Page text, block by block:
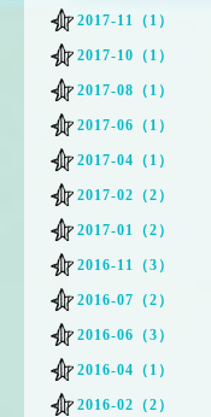
2017-11（1）
2017-10（1）
2017-08（1）
2017-06（1）
2017-04（1）
2017-02（2）
2017-01（2）
2016-11（3）
2016-07（2）
2016-06（3）
2016-04（1）
2016-02（2）